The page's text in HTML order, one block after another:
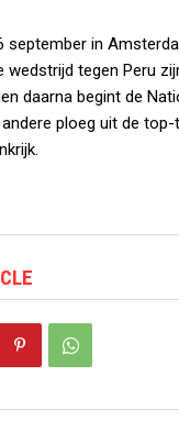
september in
wedstrijd tegen Peru
daarna begint de
ploeg uit de top-